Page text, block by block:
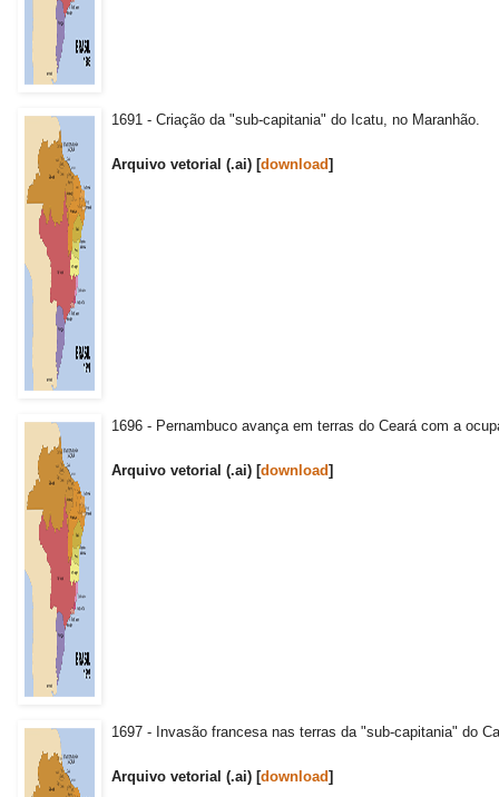
1691 - Criação da "sub-capitania" do Icatu, no Maranhão.
Arquivo vetorial (.ai) [download]
1696 - Pernambuco avança em terras do Ceará com a
Arquivo vetorial (.ai) [download]
1697 - Invasão francesa nas terras da "sub-capitania" do
Arquivo vetorial (.ai) [download]